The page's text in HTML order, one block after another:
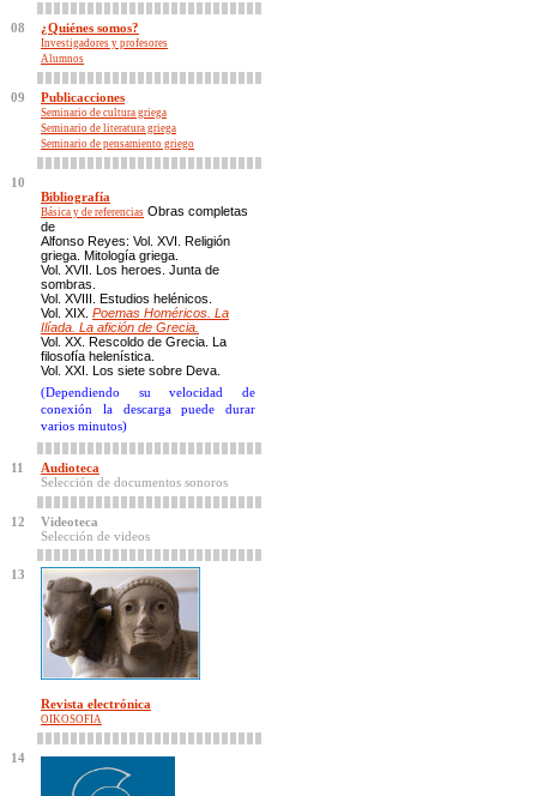
08 ¿Quiénes somos?
Investigadores y profesores
Alumnos
09 Publicacciones
Seminario de cultura griega
Seminario de literatura griega
Seminario de pensamiento griego
10
Bibliografía
Básica y de referencias Obras completas
de
Alfonso Reyes: Vol. XVI. Religión
griega. Mitología griega.
Vol. XVII. Los heroes. Junta de
sombras.
Vol. XVIII. Estudios helénicos.
Vol. XIX. Poemas Homéricos. La
Ilíada. La afición de Grecia.
Vol. XX. Rescoldo de Grecia. La
filosofía helenística.
Vol. XXI. Los siete sobre Deva.
(Dependiendo su velocidad de
conexión la descarga puede durar
varios minutos)
11
Audioteca
Selección de documentos sonoros
12
Videoteca
Selección de videos
13
Revista electrónica
OIKOSOFIA
14